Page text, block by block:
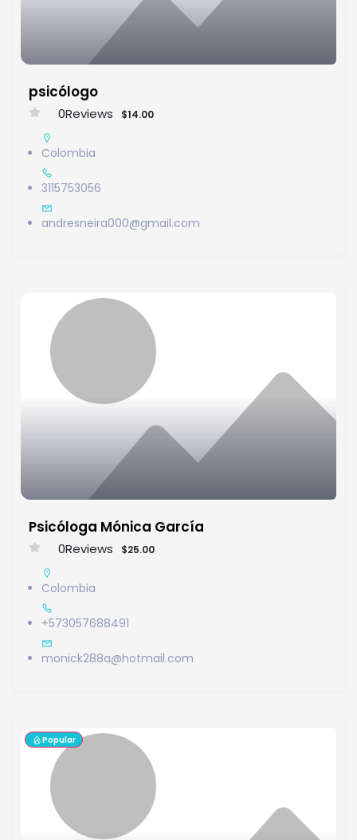
psicólogo
0Reviews $14.00
Colombia
3115753056
andresneira000@gmail.com
Psicóloga Mónica García
0Reviews $25.00
Colombia
+573057688491
monick288a@hotmail.com
Popular